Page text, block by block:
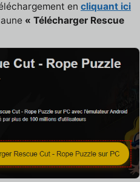
en cliquant ici
« Télécharger Rescue